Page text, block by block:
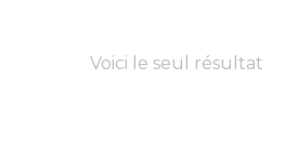
Voici le seul résultat